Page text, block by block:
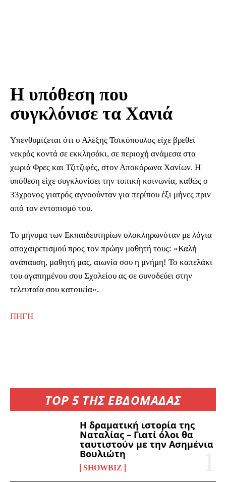
TOP 5 ΤΗΣ ΕΒΔΟΜΑΔΑΣ
Η δραματική ιστορία της
Ναταλίας – Γιατί όλοι θα
ταυτιστούν με την Ασημένια
Βουλιώτη
SHOWBIZ
Η υπόθεση που
συγκλόνισε τα Χανιά
Υπενθυμίζεται ότι ο Αλέξης Τσικόπουλος είχε βρεθεί
νεκρός κοντά σε εκκλησάκι, σε περιοχή ανάμεσα στα
χωριά Φρες και Τζιτζιφές, στον Αποκόρωνα Χανίων. Η
υπόθεση είχε συγκλονίσει την τοπική κοινωνία, καθώς ο
33χρονος γιατρός αγνοούνταν για περίπου έξι μήνες πριν
από τον εντοπισμό του.
Το μήνυμα των Εκπαιδευτηρίων ολοκληρωνόταν με λόγια
αποχαιρετισμού προς τον πρώην μαθητή τους: «Καλή
ανάπαυση, μαθητή μας, αιωνία σου η μνήμη! Το καπελάκι
του αγαπημένου σου Σχολείου ας σε συνοδεύει στην
τελευταία σου κατοικία».
ΠΗΓΗ